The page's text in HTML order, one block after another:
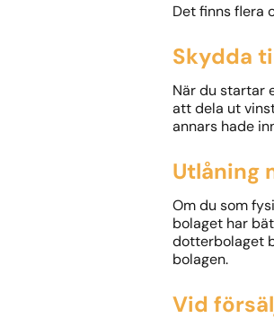
Det finns flera
Skydda
När du startar
att dela ut
annars hade
Utlåning
Om du som
bolaget har
dotterbolaget
bolagen.
Vid